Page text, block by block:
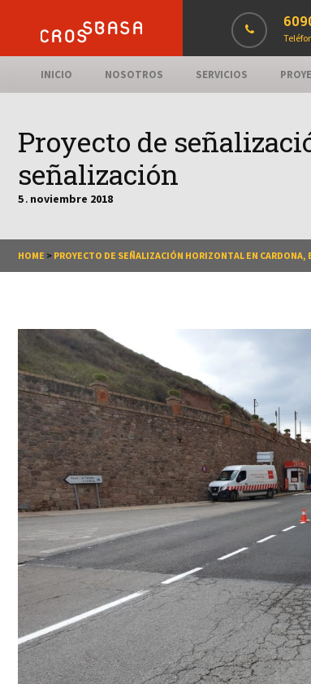
INICIO NOSOTROS SERVICIOS
Proyecto de
señalización
5 . noviembre 2018
HOME > PROYECTO DE SEÑALIZACIÓN HORIZONTAL EN CARDONA,